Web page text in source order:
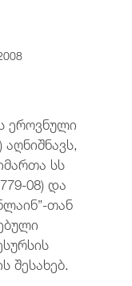
ეროვნული
აღნიშნავს,
სს
08) და
თან
შესახებ.